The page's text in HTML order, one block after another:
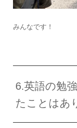
みんなです！
6.英語の勉
たことはあ